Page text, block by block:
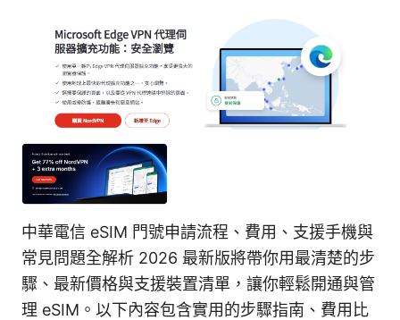
中華電信 eSIM 門號申請流程、費用、支援手機與
常見問題全解析 2026 最新版將帶你用最清楚的步
驟、最新價格與支援裝置清單，讓你輕鬆開通與管
理 eSIM。以下內容包含實用的步驟指南、費用比